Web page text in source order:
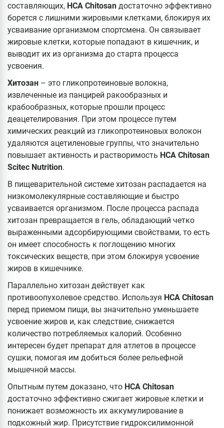
составляющих, HCA Chitosan достаточно эффективно
борется с лишними жировыми клетками, блокируя их
усваивание организмом спортсмена. Он связывает
жировые клетки, которые попадают в кишечник, и
выводит их из организма до старта процесса
усвоения.
Хитозан – это гликопротеиновые волокна,
извлеченные из панцирей ракообразных и
крабообразных, которые прошли процесс
деацетелирования. При этом процессе путем
химических реакций из гликопротеиновых волокон
удаляются ацетиленовые группы, что значительно
повышает активность и растворимость HCA Chitosan
Scitec Nutrition.
В пищеварительной системе хитозан распадается на
низкомолекулярные составляющие и быстро
усваивается организмом. После процесса распада
хитозан превращается в гель, обладающий четко
выраженными адсорбирующими свойствами, то есть
он имеет способность к поглощению многих
токсических веществ, при этом блокируя усвоение
жиров в кишечнике.
Параллельно хитозан действует как
противоопухолевое средство. Используя HCA Chitosan
перед приемом пищи, вы значительно уменьшаете
усвоение жиров и, как следствие, снижается
количество потребляемых калорий. Особенно
интересен будет препарат для атлетов в процессе
сушки, помогая им добиться более рельефной
мышечной массы.
Опытным путем доказано, что HCA Chitosan
достаточно эффективно сжигает жировые клетки и
понижает возможность их аккумулирование в
подкожный жир. Присутствие гидроксилимонной